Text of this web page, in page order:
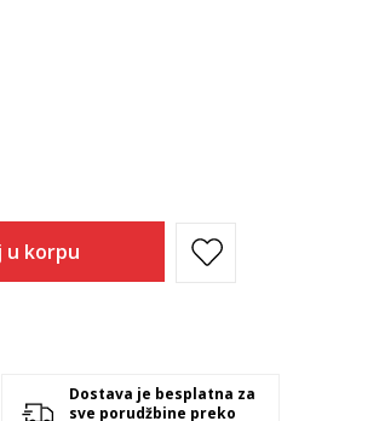
u korpu
Dostava je besplatna za
sve porudžbine preko